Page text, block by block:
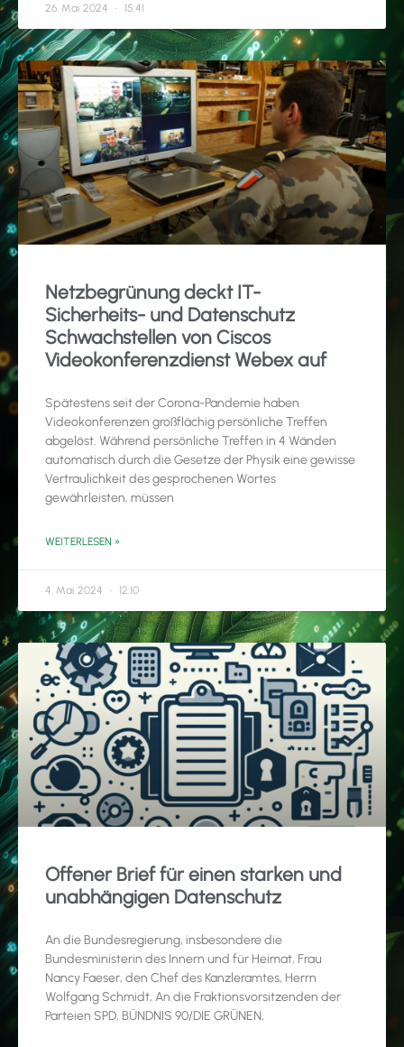
26. Mai 2024 15:41
Netzbegrünung deckt IT-
Sicherheits- und Datenschutz
Schwachstellen von Ciscos
Videokonferenzdienst Webex auf
Spätestens seit der Corona-Pandemie haben
Videokonferenzen großflächig persönliche Treffen
abgelöst. Während persönliche Treffen in 4 Wänden
automatisch durch die Gesetze der Physik eine gewisse
Vertraulichkeit des gesprochenen Wortes
gewährleisten, müssen
WEITERLESEN »
4. Mai 2024 12:10
Offener Brief für einen starken und
unabhängigen Datenschutz
An die Bundesregierung, insbesondere die
Bundesministerin des Innern und für Heimat, Frau
Nancy Faeser, den Chef des Kanzleramtes, Herrn
Wolfgang Schmidt, An die Fraktionsvorsitzenden der
Parteien SPD, BÜNDNIS 90/DIE GRÜNEN,